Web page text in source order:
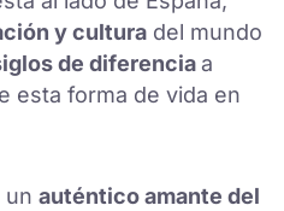
y cultura del mundo
de diferenciaa
esta forma de vida en
un auténtico amante del